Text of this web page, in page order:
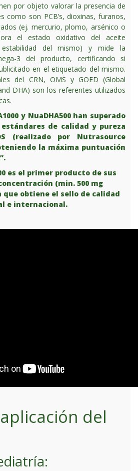
por objeto valorar la presencia de
como son PCB’s, dioxinas, furanos,
(ej. mercurio, plomo, arsénico o
el estado oxidativo del aceite
del mismo) y mide la
3 del producto, certificando si
en el etiquetado del mismo.
del CRN, OMS y GOED (Global
DHA) son los referentes utilizados
y NuaDHA500 han superado
de calidad y pureza
(realizado por Nutrasource
la máxima puntuación
es el primer producto de sus
(min. 500 mg
que obtiene el sello de calidad
e internacional.
del